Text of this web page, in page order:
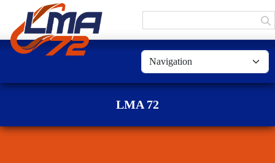
LMA 72
Panneau de gestion des cookies